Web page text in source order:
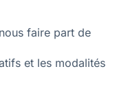
faire part de
et les modalités